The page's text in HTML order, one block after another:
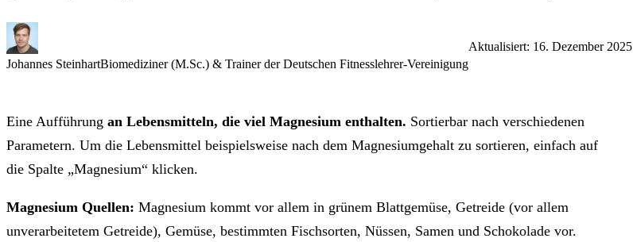
Johannes SteinhartBiomediziner (M.Sc.) & Trainer der Deutschen Fitnesslehrer-Vereinigung
Aktualisiert: 16. Dezember 2025
Eine Aufführung an Lebensmitteln, die viel Magnesium enthalten. Sortierbar nach verschiedenen
Parametern. Um die Lebensmittel beispielsweise nach dem Magnesiumgehalt zu sortieren, einfach auf
die Spalte „Magnesium“ klicken.
Magnesium Quellen: Magnesium kommt vor allem in grünem Blattgemüse, Getreide (vor allem
unverarbeitetem Getreide), Gemüse, bestimmten Fischsorten, Nüssen, Samen und Schokolade vor.